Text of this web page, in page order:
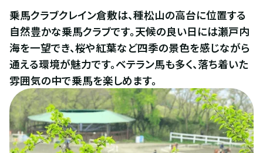
乗馬クラブクレイン倉敷は、種松山の高台に位置する
自然豊かな乗馬クラブです。天候の良い日には瀬戸内
海を一望でき、桜や紅葉など四季の景色を感じながら
通える環境が魅力です。ベテラン馬も多く、落ち着いた
雰囲気の中で乗馬を楽しめます。